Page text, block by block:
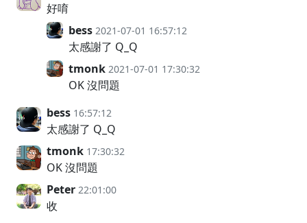
好唷
bess 2021-07-01 16:57:12
太感謝了 Q_Q
tmonk 2021-07-01 17:30:32
OK 沒問題
bess 16:57:12
太感謝了 Q_Q
tmonk 17:30:32
OK 沒問題
Peter 22:01:00
收